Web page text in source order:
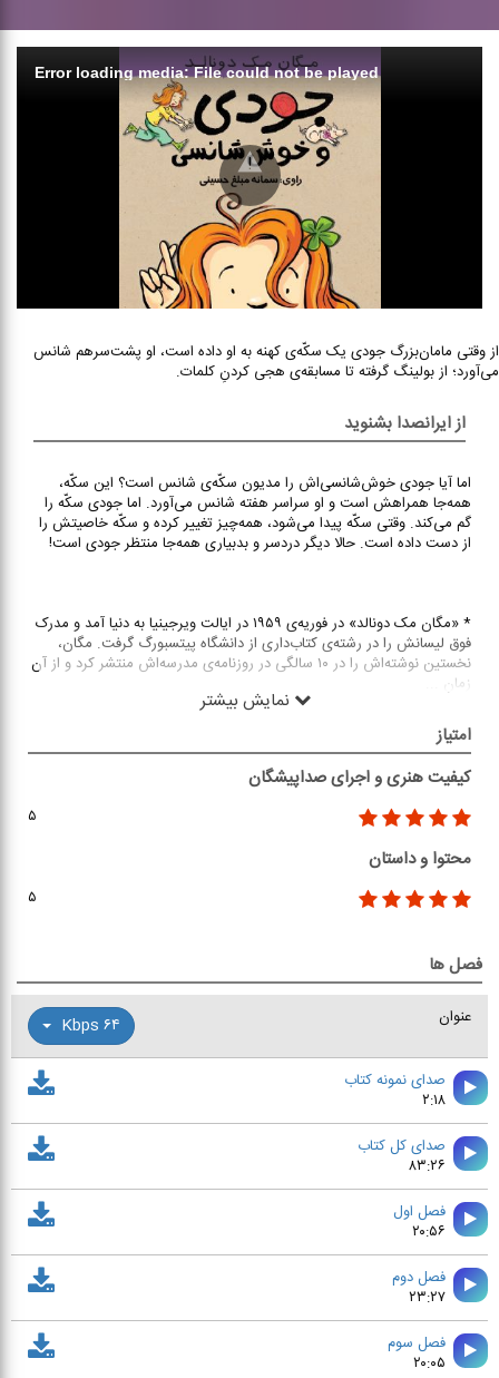
Error loading media: File could not be played
از وقتی مامان‌بزرگ جودی یک سکّه‌ی کهنه به او داده است، او پشت‌‌‌سرهم شانس
می‌آورد؛ از بولینگ گرفته تا مسابقه‌ی هجی کردنِ کلمات.
از ایرانصدا بشنوید
اما آیا جودی خوش‌شانسی‌اش را مدیون سکّه‌ی شانس است؟ این سکّه،
همه‌‌‌جا همراهش است و او سراسر هفته شانس می‌آورد. اما جودی سکّه را
گم می‌کند. وقتی سکّه پیدا می‌شود، همه‌چیز تغییر کرده و سکّه خاصیتش را
از دست داده است. حالا دیگر دردسر و بدبیاری همه‌جا منتظر جودی است!
* «مگان مک دونالد» در فوریه‌‌‌ی ۱۹۵۹ در ایالت ویرجینیا به دنیا آمد و مدرک
فوق لیسانش را در رشته‌ی کتاب‌‌داری از دانشگاه پیتسبورگ گرفت. مگان،
نخستین نوشته‌اش را در ۱۰ سالگی در روزنامه‌ی مدرسه‌اش منتشر کرد و از آن
زمان
نمایش بیشتر
امتیاز
کیفیت هنری و اجرای صداپیشگان
۵
محتوا و داستان
۵
فصل ها
عنوان ۶۴ Kbps
صدای نمونه کتاب
۲:۱۸
صدای کل کتاب
۸۳:۲۶
فصل اول
۲۰:۵۶
فصل دوم
۲۳:۲۷
فصل سوم
۲۰:۰۵